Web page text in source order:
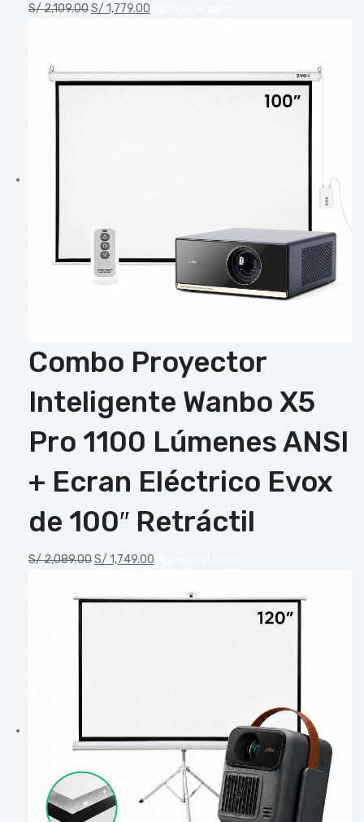
S/2,109.00S/ 1,779.00
Combo Proyector
Inteligente Wanbo X5
Pro 1100 Lúmenes ANSI
+ Ecran Eléctrico Evox
de 100″ Retráctil
S/2,089.00S/ 1,749.00